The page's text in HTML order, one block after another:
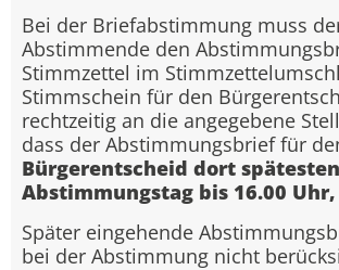
Bei der Briefabstimmung muss
Abstimmende den
Stimmzettel im
Stimmschein für den
rechtzeitig an die angegebene
dass der Abstimmungsbrief für
Bürgerentscheid dort
Abstimmungstag bis 16.00 Uhr,
Später eingehende
bei der Abstimmung nicht